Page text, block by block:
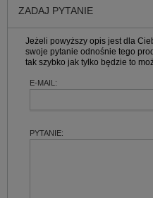
ZADAJ PYTANIE
Jeżeli powyższy opis jest dla
swoje pytanie odnośnie tego
tak szybko jak tylko będzie to
E-MAIL:
PYTANIE: